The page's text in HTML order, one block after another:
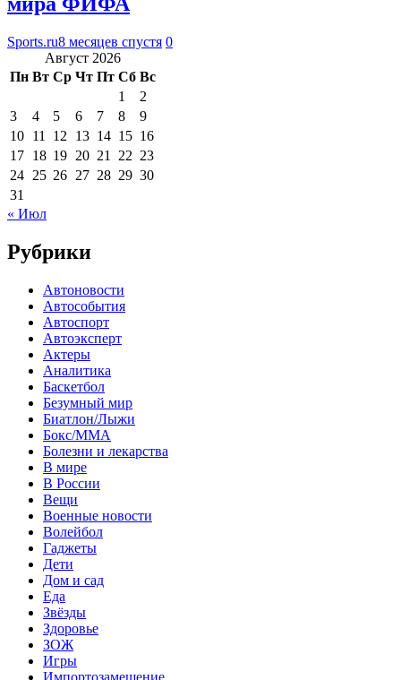
Sports.ru8 месяцев спустя 0
Август 2026
Пн Вт Ср Чт Пт Сб Вс
1
2
3
4 5 6 7 8
9
10 11 12 13 14 15 16
17 18 19 20 21 22 23
24 25 26 27 28 29 30
31
« Июл
Рубрики
Автоновости
Автособытия
Автоспорт
Автоэксперт
Актеры
Аналитика
Баскетбол
Безумный мир
Биатлон/Лыжи
Бокс/MMA
Болезни и лекарства
В мире
В России
Вещи
Военные новости
Волейбол
Гаджеты
Дети
Дом и сад
Еда
Звёзды
Здоровье
ЗОЖ
Игры
Импортозамещение